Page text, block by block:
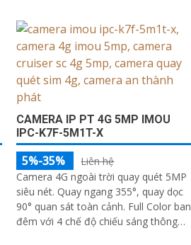
HikAI-ISP, có tính năng AI giúp nhận
diện người và phương tiện, tích hợp
micro kép
CAMERA IP PT 4G 5MP IMOU
IPC-K7F-5M1T-X
5%-35%
Liên hệ
Camera 4G ngoài trời quay quét 5MP
siêu nét. Quay ngang 355°, quay dọc
90° quan sát toàn cảnh. Full Color ban
đêm với 4 chế độ chiếu sáng thông